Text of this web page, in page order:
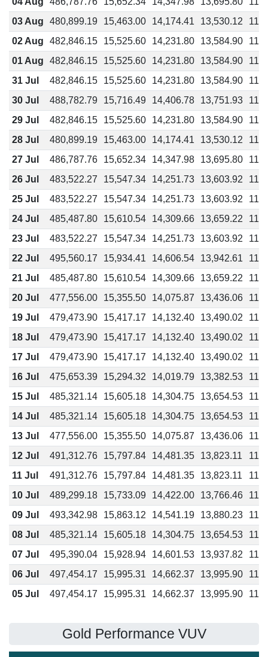
03 Aug
480,899.19 15,463.00 14,174.41 13,530.12
02 Aug
482,846.15 15,525.60 14,231.80 13,584.90
01 Aug
482,846.15 15,525.60 14,231.80 13,584.90
31 Jul
482,846.15 15,525.60 14,231.80 13,584.90
30 Jul
488,782.79 15,716.49 14,406.78 13,751.93
29 Jul
482,846.15 15,525.60 14,231.80 13,584.90
28 Jul
480,899.19 15,463.00 14,174.41 13,530.12
27 Jul
486,787.76 15,652.34 14,347.98 13,695.80
26 Jul
483,522.27 15,547.34 14,251.73 13,603.92
25 Jul
483,522.27 15,547.34 14,251.73 13,603.92
24 Jul
485,487.80 15,610.54 14,309.66 13,659.22
23 Jul
483,522.27 15,547.34 14,251.73 13,603.92
22 Jul
495,560.17 15,934.41 14,606.54 13,942.61
21 Jul
485,487.80 15,610.54 14,309.66 13,659.22
20 Jul
477,556.00 15,355.50 14,075.87 13,436.06
19 Jul
479,473.90 15,417.17 14,132.40 13,490.02
18 Jul
479,473.90 15,417.17 14,132.40 13,490.02
17 Jul
479,473.90 15,417.17 14,132.40 13,490.02
16 Jul
475,653.39 15,294.32 14,019.79 13,382.53
15 Jul
485,321.14 15,605.18 14,304.75 13,654.53
14 Jul
485,321.14 15,605.18 14,304.75 13,654.53
13 Jul
477,556.00 15,355.50 14,075.87 13,436.06
12 Jul
491,312.76 15,797.84 14,481.35 13,823.11
11 Jul
491,312.76 15,797.84 14,481.35 13,823.11
10 Jul
489,299.18 15,733.09 14,422.00 13,766.46
09 Jul
493,342.98 15,863.12 14,541.19 13,880.23
08 Jul
485,321.14 15,605.18 14,304.75 13,654.53
07 Jul
495,390.04 15,928.94 14,601.53 13,937.82
06 Jul
497,454.17 15,995.31 14,662.37 13,995.90
05 Jul
497,454.17 15,995.31 14,662.37 13,995.90
Gold Performance VUV